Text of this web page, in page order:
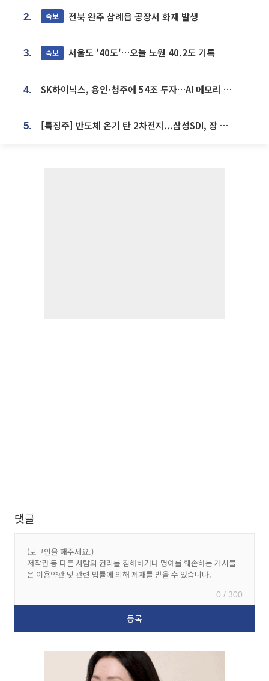
2. 속보 전북 완주 삼례읍 공장서 화재 발생
3. 속보 서울도 '40도'…오늘 노원 40.2도 기록
4. SK하이닉스, 용인·청주에 54조 투자…AI 메모리 생산기지 키운다
5. [특징주] 반도체 온기 탄 2차전지...삼성SDI, 장 초반 7% 넘게 껑충
댓글
0 / 300